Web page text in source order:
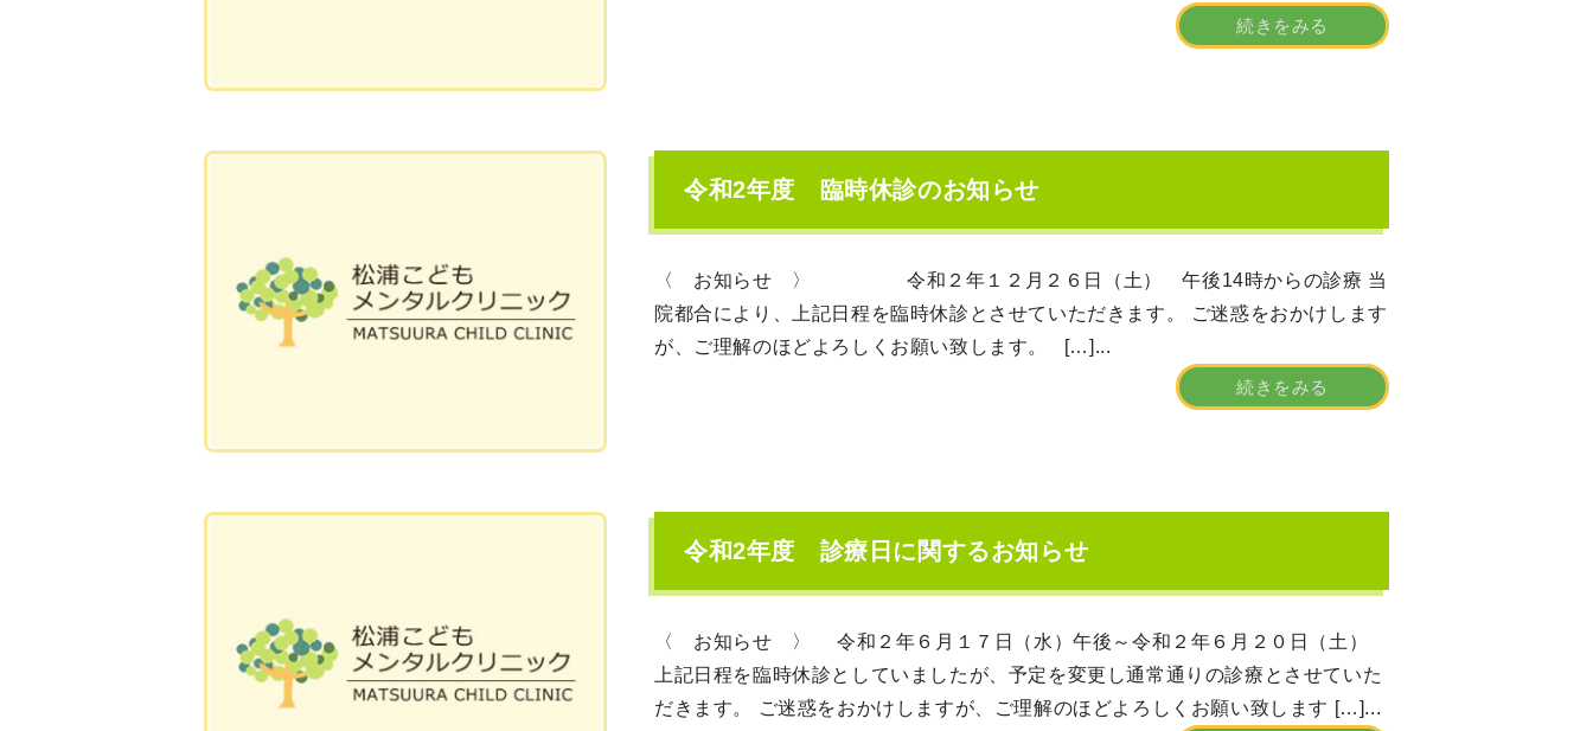
続きをみる
令和2年度 臨時休診のお知らせ
〈 お知らせ 〉 令和２年１２月２６日（土） 午後14時からの診療 当
院都合により、上記日程を臨時休診とさせていただきます。 ご迷惑をおかけします
が、ご理解のほどよろしくお願い致します。 […]...
続きをみる
令和2年度 診療日に関するお知らせ
〈 お知らせ 〉 令和２年６月１７日（水）午後～令和２年６月２０日（土）
上記日程を臨時休診としていましたが、予定を変更し通常通りの診療とさせていた
だきます。 ご迷惑をおかけしますが、ご理解のほどよろしくお願い致します […]...